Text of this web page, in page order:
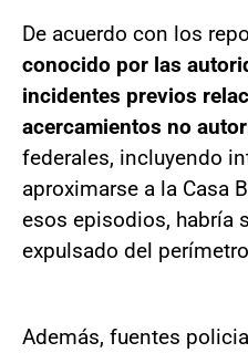
De acuerdo con los
conocido por las
incidentes previos
acercamientos no
federales, incluyendo
aproximarse a la Casa
esos episodios, habría
expulsado del
Además, fuentes